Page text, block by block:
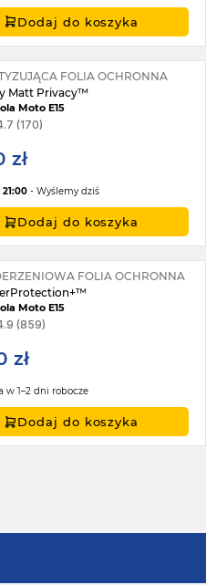
Dodaj do koszyka
FOLIA OCHRONNA
Matt Privacy™
Moto E15
(170)
zł
21:00 - Wyślemy dziś
Dodaj do koszyka
FOLIA OCHRONNA
Moto E15
(859)
zł
w 1–2 dni robocze
Dodaj do koszyka